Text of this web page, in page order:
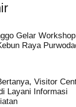
Gelar Workshop
Raya
Visitor
Layani Informasi